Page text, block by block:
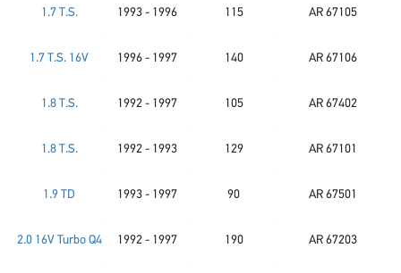
1.7 T.S. 1993 - 1996 115 AR 67105
1.7 T.S. 16V 1996 - 1997 140 AR 67106
1.8 T.S. 1992 - 1997 105 AR 67402
1.8 T.S. 1992 - 1993 129 AR 67101
1.9 TD 1993 - 1997 90 AR 67501
2.0 16V Turbo Q4 1992 - 1997 190 AR 67203